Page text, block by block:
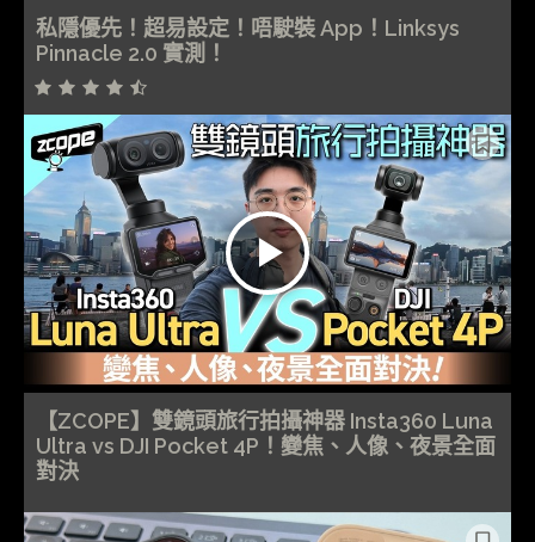
私隱優先！超易設定！唔駛裝 App！Linksys
Pinnacle 2.0 實測！
【ZCOPE】雙鏡頭旅行拍攝神器 Insta360 Luna
Ultra vs DJI Pocket 4P！變焦、人像、夜景全面
對決